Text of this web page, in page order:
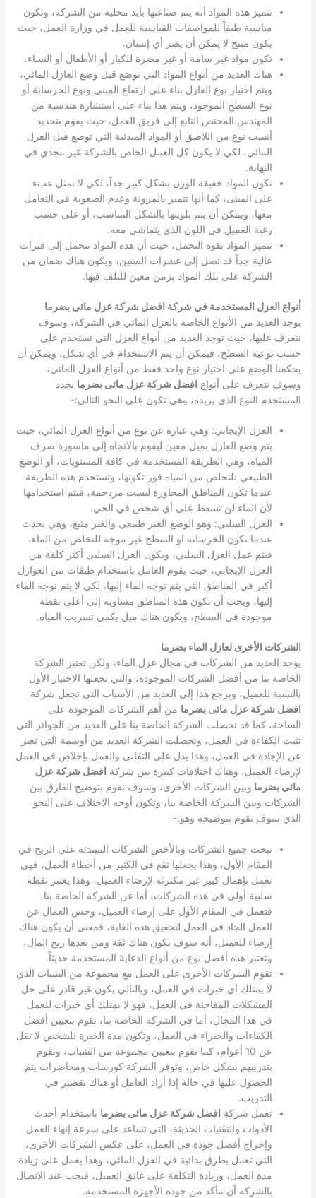
تتميز هذه المواد أنه يتم صناعتها بأيد محلية من الشركة، وتكون
مناسبة طبقاً للمواصفات القياسية للعمل في وزارة العمل، حيث
يكون منتج لا يمكن أن يضر أي إنسان.
تكون مواد غير سامة أو غير مضرة للكبار أو الأطفال أو النساء.
هناك العديد من أنواع المواد التي توضع قبل وضع العازل المائي،
ويتم اختيار نوع العازل بناء على ارتفاع المبنى ونوع الخرسانة أو
نوع السطح الموجود، ويتم هذا بناء على استشارة هندسية من
المهندس المختص التابع إلى فريق العمل، حيث يقوم بتحديد
أنسب نوع من اللاصق أو المواد المبدئية التي توضع قبل العزل
المائي، لكي لا يكون كل العمل الخاص بالشركة غير مجدي في
النهاية.
تكون المواد خفيفة الوزن بشكل كبير جداً، لكي لا تمثل عبء
على المبنى، كما أنها تتميز بالمرونة وعدم الصعوبة في التعامل
معها، ويمكن أن يتم تلوينها بالشكل المناسب، أو على حسب
رغبة العميل في اللون الذي يتماشى معه.
تتميز المواد بقوة التحمل، حيث أن هذه المواد تتحمل إلى فترات
عالية جداً قد تصل إلى عشرات السنين، ويكون هناك ضمان من
الشركة على تلك المواد بزمن معين للتلف فيها.
أنواع العزل المستخدمة في شركة افضل شركة عزل مائى بضرما
يوجد العديد من الأنواع الخاصة بالعزل المائي في الشركة، وسوف
نتعرف عليها، حيث توجد العديد من أنواع العزل التي تستخدم على
حسب نوعية السطح، فيمكن أن يتم الاستخدام في أي شكل، ويمكن أن
يحكمنا الوضع على اختيار نوع واحد فقط من أنواع العزل المائي،
وسوف نتعرف على أنواع افضل شركة عزل مائى بضرما يحدد
المستخدم النوع الذي يريده، وهي تكون على النحو التالي:-
العزل الإيجابي: وهي عبارة عن نوع من أنواع العزل المائي، حيث
يتم وضع العازل بميل معين ليقوم بالاتجاه إلى ماسورة صرف
المياه، وهي الطريقة المستخدمة في كافة المستويات، أو الوضع
الطبيعي للتخلص من المياه فور تكونها، وتستخدم هذه الطريقة
عندما تكون المناطق المجاورة ليست مزدحمة، فيتم استخدامها
لأن الماء لن تسقط على أي شخص في الحي.
العزل السلبي: وهو الوضع الغير طبيعي والغير متبع، وهي يحدث
عندما تكون الخرسانة او السطح غير موجه للتخلص من الماء،
فيتم عمل العزل السلبي، ويكون العزل السلبي أكثر كلفة من
العزل الإيجابي، حيث يقوم العامل باستخدام طبقات من العوازل
أكبر في المناطق التي يتم توجه الماء إليها، لكي لا يتم توجه الماء
إليها، ويجب أن تكون هذه المناطق مساوية إلى أعلى نقطة
موجودة في السطح، ويكون هناك ميل يكفي تسريب المياه.
الشركات الأخرى لعازل الماء بضرما
يوجد العديد من الشركات في مجال عزل الماء، ولكن تعتبر الشركة
الخاصة بنا من أفضل الشركات الموجودة، والتي تجعلها الاختيار الأول
بالنسبة للعميل، ويرجع هذا إلى العديد من الأسباب التي تجعل شركة
افضل شركة عزل مائى بضرما من أهم الشركات الموجودة على
الساحة، كما قد تحصلت الشركة الخاصة بنا على العديد من الجوائز التي
تثبت الكفاءة في العمل، وتحصلت الشركة العديد من أوسمة التي تعبر
عن الإجادة في العمل، وهذا يدل على التفاني والعمل بإخلاص في العمل
لإرضاء العميل، وهناك اختلافات كبيرة بين شركة افضل شركة عزل
مائى بضرما وبين الشركات الأخرى، وسوف نقوم بتوضيح الفارق بين
الشركات وبين الشركة الخاصة بنا، وتكون أوجه الاختلاف على النحو
الذي سوف نقوم بتوضيحه وهو:-
تبحث جميع الشركات وبالأخص الشركات المبتدئة على الربح في
المقام الأول، وهذا يجعلها تقع في الكثير من أخطاء العمل، فهي
تعمل بإهمال كبير غير مكترثة لإرضاء العميل، وهذا يعتبر نقطة
سلبية أولى في هذه الشركات، أما عن الشركة الخاصة بنا،
فتعمل في المقام الأول على إرضاء العميل، وحس العمال عن
العمل الجاد في العمل لتحقيق هذه الغاية، فمعني أن يكون هناك
إرضاء للعميل، أنه سوف يكون هناك ثقة ومن بعدها ربح المال،
وتعتبر هذه أفضل نوع من أنواع الدعاية المستخدمة حديثاً.
تقوم الشركات الأخرى على العمل مع مجموعة من الشباب الذي
لا يمتلك أي خبرات في العمل، وبالتالي يكون غير قادر على حل
المشكلات المفاجئة في العمل، فهو لا يمتلك أي خبرات للعمل
في هذا المجال، أما في الشركة الخاصة بنا، نقوم بتعيين أفضل
الكفاءات والخبراء في العمل، وتكون مدة الخبرة للشخص لا تقل
عن 10 أعوام، كما نقوم بتعيين مجموعة من الشباب، ونقوم
بتدريبهم بشكل خاص، وتوفر الشركة كورسات ومحاضرات يتم
الحصول عليها في حالة إذا أراد العامل أو هناك تقصير في
التدريب.
تعمل شركة افضل شركة عزل مائى بضرما باستخدام أحدث
الأدوات والتقنيات الحديثة، التي تساعد على سرعة إنهاء العمل
وإخراج أفضل جودة في العمل، على عكس الشركات الأخرى،
التي تعمل بطرق بدائية في العزل المائي، وهذا يعمل على زيادة
مدة العمل، وزيادة التكلفة على عاتق العميل، فيجب عند الاتصال
بالشركة أن تتأكد من جودة الأجهزة المستخدمة.